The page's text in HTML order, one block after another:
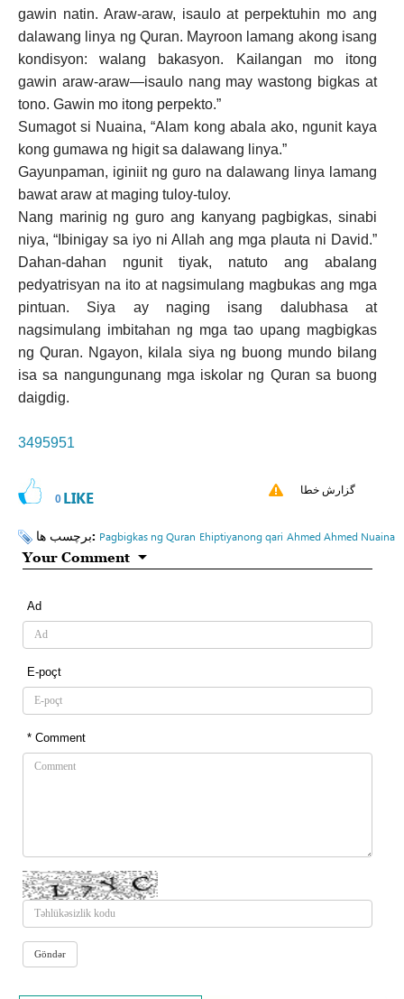
gawin natin. Araw-araw, isaulo at perpektuhin mo ang
dalawang linya ng Quran. Mayroon lamang akong isang
kondisyon: walang bakasyon. Kailangan mo itong
gawin araw-araw—isaulo nang may wastong bigkas at
tono. Gawin mo itong perpekto.”
Sumagot si Nuaina, “Alam kong abala ako, ngunit kaya
kong gumawa ng higit sa dalawang linya.”
Gayunpaman, iginiit ng guro na dalawang linya lamang
bawat araw at maging tuloy-tuloy.
Nang marinig ng guro ang kanyang pagbigkas, sinabi
niya, “Ibinigay sa iyo ni Allah ang mga plauta ni David.”
Dahan-dahan ngunit tiyak, natuto ang abalang
pedyatrisyan na ito at nagsimulang magbukas ang mga
pintuan. Siya ay naging isang dalubhasa at
nagsimulang imbitahan ng mga tao upang magbigkas
ng Quran. Ngayon, kilala siya ng buong mundo bilang
isa sa nangungunang mga iskolar ng Quran sa buong
daigdig.
3495951
0 LIKE گزارش خطا
برچسب ها: Pagbigkas ng Quran Ehiptiyanong qari Ahmed Ahmed Nuaina
Your Comment
Ad
E-poçt
* Comment